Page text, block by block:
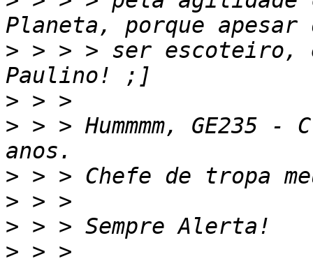
> > > > ser escoteiro,
>
> > > Hummmm, GE235
>
>
>
>